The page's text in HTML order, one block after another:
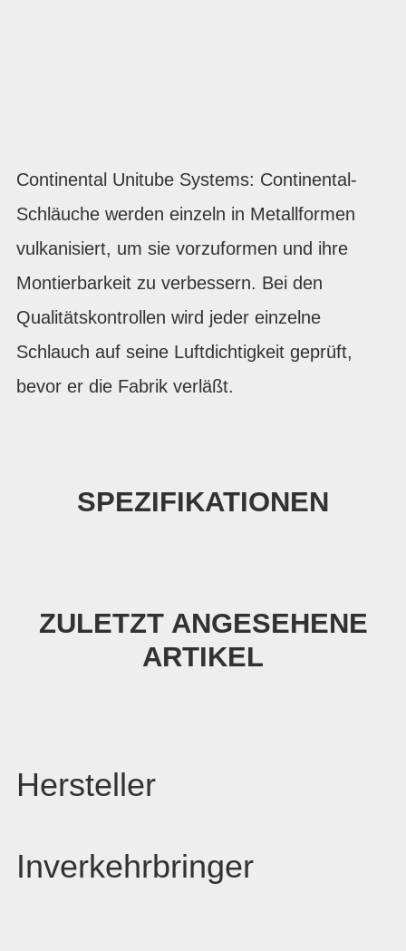
Continental Unitube Systems: Continental-
Schläuche werden einzeln in Metallformen
vulkanisiert, um sie vorzuformen und ihre
Montierbarkeit zu verbessern. Bei den
Qualitätskontrollen wird jeder einzelne
Schlauch auf seine Luftdichtigkeit geprüft,
bevor er die Fabrik verläßt.
SPEZIFIKATIONEN
ZULETZT ANGESEHENE
ARTIKEL
Hersteller
Inverkehrbringer